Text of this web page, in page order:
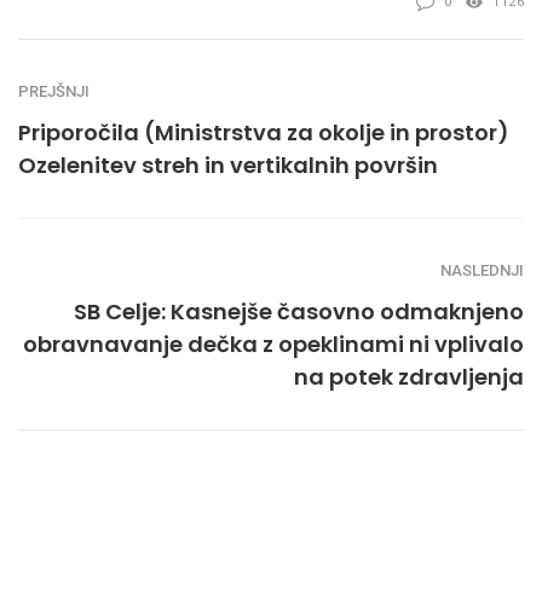
PREJŠNJI
Priporočila (Ministrstva za okolje in prostor)
Ozelenitev streh in vertikalnih površin
NASLEDNJI
SB Celje: Kasnejše časovno odmaknjeno
obravnavanje dečka z opeklinami ni vplivalo
na potek zdravljenja